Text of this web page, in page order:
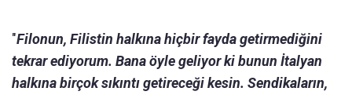
"Filonun, Filistin halkına hiçbir fayda getirmediğini
tekrar ediyorum. Bana öyle geliyor ki bunun İtalyan
halkına birçok sıkıntı getireceği kesin. Sendikaların,